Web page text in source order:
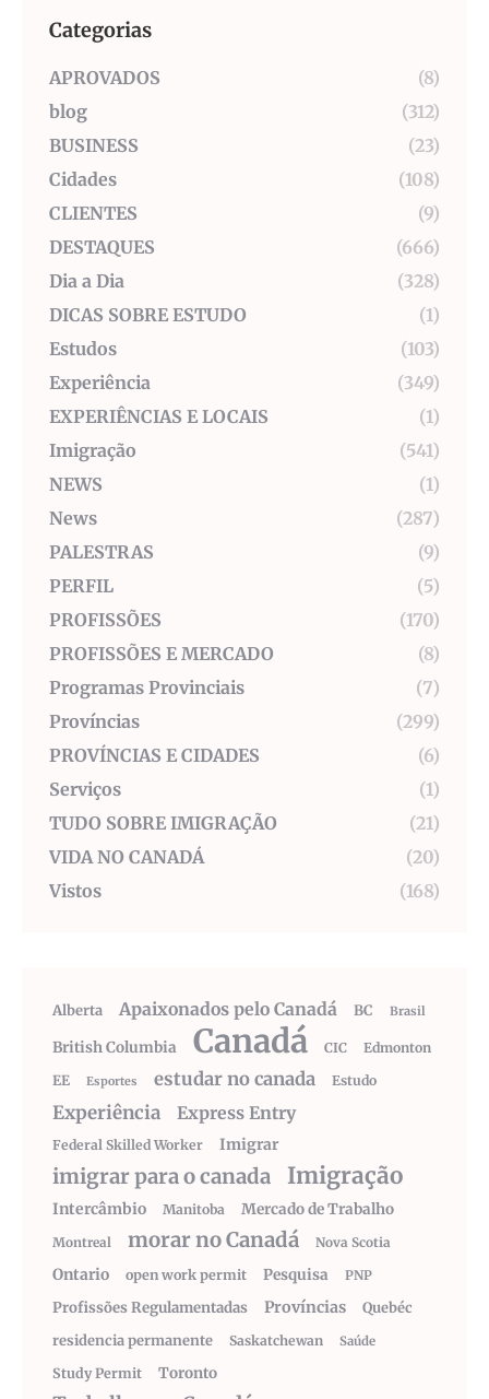
Categorias
APROVADOS
(8)
blog
(312)
BUSINESS
(23)
Cidades
(108)
CLIENTES
(9)
DESTAQUES
(666)
Dia a Dia
(328)
DICAS SOBRE ESTUDO
(1)
Estudos
(103)
Experiência
(349)
EXPERIÊNCIAS E LOCAIS
(1)
Imigração
(541)
NEWS
(1)
News
(287)
PALESTRAS
(9)
PERFIL
(5)
PROFISSÕES
(170)
PROFISSÕES E MERCADO
(8)
Programas Provinciais
(7)
Províncias
(299)
PROVÍNCIAS E CIDADES
(6)
Serviços
(1)
TUDO SOBRE IMIGRAÇÃO
(21)
VIDA NO CANADÁ
(20)
Vistos
(168)
Alberta Apaixonados pelo Canadá BC Brasil
British Columbia Canadá CIC
Edmonton
EE
Esportes estudar no canada Estudo
Experiência Express Entry
Federal Skilled Worker Imigrar
imigrar para o canada Imigração
Intercâmbio Manitoba Mercado de Trabalho
Montreal morar no Canadá Nova Scotia
Ontario open work permit Pesquisa PNP
Profissões Regulamentadas Províncias
Quebéc
residencia permanente
Saskatchewan Saúde
Study Permit Toronto